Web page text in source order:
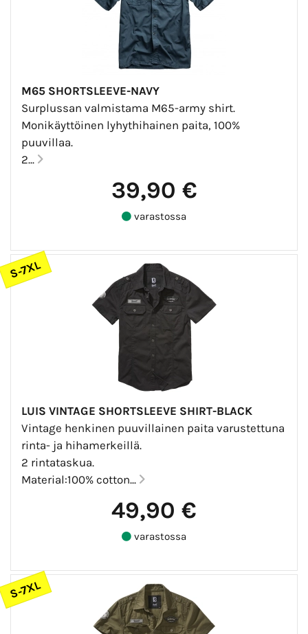
M65 SHORTSLEEVE-NAVY
Surplussan valmistama M65-army shirt.
Monikäyttöinen lyhythihainen paita, 100%
puuvillaa.
2...
39,90 €
varastossa
S-7XL
LUIS VINTAGE SHORTSLEEVE SHIRT-BLACK
Vintage henkinen puuvillainen paita varustettuna
rinta- ja hihamerkeillä.
2 rintataskua.
Material:100% cotton...
49,90 €
varastossa
S-7XL